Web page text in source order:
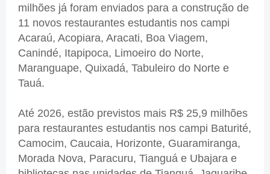
milhões já foram enviados para a construção de
11 novos restaurantes estudantis nos campi
Acaraú, Acopiara, Aracati, Boa Viagem,
Canindé, Itapipoca, Limoeiro do Norte,
Maranguape, Quixadá, Tabuleiro do Norte e
Tauá.
Até 2026, estão previstos mais R$ 25,9 milhões
para restaurantes estudantis nos campi Baturité,
Camocim, Caucaia, Horizonte, Guaramiranga,
Morada Nova, Paracuru, Tianguá e Ubajara e